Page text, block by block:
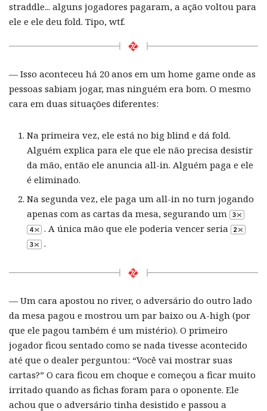
straddle... alguns jogadores pagaram, a ação voltou para
ele e ele deu fold. Tipo, wtf.
— Isso aconteceu há 20 anos em um home game onde as
pessoas sabiam jogar, mas ninguém era bom. O mesmo
cara em duas situações diferentes:
Na primeira vez, ele está no big blind e dá fold.
Alguém explica para ele que ele não precisa desistir
da mão, então ele anuncia all-in. Alguém paga e ele
é eliminado.
Na segunda vez, ele paga um all-in no turn jogando
apenas com as cartas da mesa, segurando um
. A única mão que ele poderia vencer seria
.
— Um cara apostou no river, o adversário do outro lado
da mesa pagou e mostrou um par baixo ou A-high (por
que ele pagou também é um mistério). O primeiro
jogador ficou sentado como se nada tivesse acontecido
até que o dealer perguntou: “Você vai mostrar suas
cartas?” O cara ficou em choque e começou a ficar muito
irritado quando as fichas foram para o oponente. Ele
achou que o adversário tinha desistido e passou a